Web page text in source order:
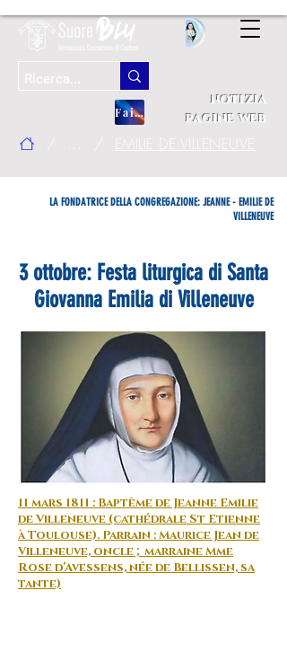
Fai una donazione
notizia
pagine web
EMILIE DE VILLENEUVE
LA FONDATRICE DELLA CONGREGAZIONE: JEANNE - EMILIE DE
VILLENEUVE
3 ottobre: Festa liturgica di Santa
Giovanna Emilia di Villeneuve
11 mars 1811 : Baptême de Jeanne Emilie
de Villeneuve (cathédrale St Etienne
à Toulouse). Parrain : Maurice Jean de
Villeneuve, oncle ; marraine Mme
Rose d’Avessens, née de Bellissen, sa
tante)